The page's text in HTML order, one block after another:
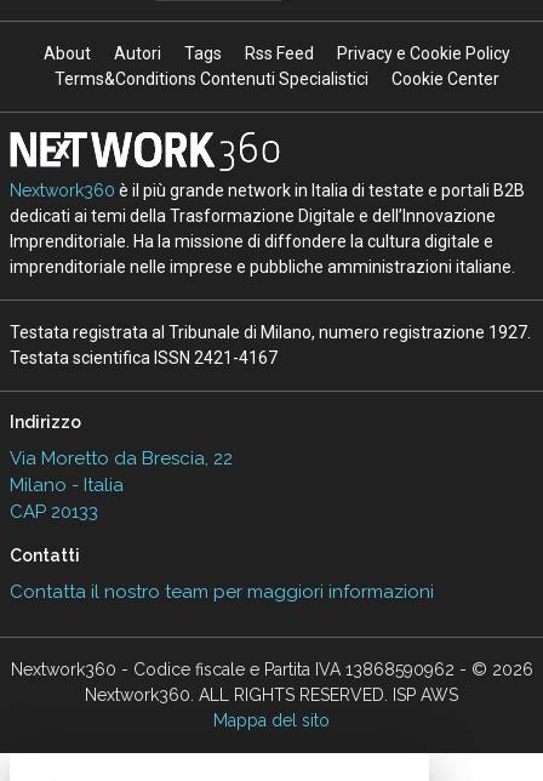
About Autori Tags Rss Feed
Privacy e Cookie Policy
Terms&Conditions Contenuti Specialistici
Cookie Center
Nextwork360 è il più grande network in Italia di testate e portali B2B
dedicati ai temi della Trasformazione Digitale e dell’Innovazione
Imprenditoriale. Ha la missione di diffondere la cultura digitale e
imprenditoriale nelle imprese e pubbliche amministrazioni italiane.
Testata registrata al Tribunale di Milano, numero registrazione 1927.
Testata scientifica ISSN 2421-4167
Indirizzo
Via Moretto da Brescia, 22
Milano - Italia
CAP 20133
Contatti
Contatta il nostro team per maggiori informazioni
Nextwork360 - Codice fiscale e Partita IVA 13868590962 - © 2026
Nextwork360. ALL RIGHTS RESERVED. ISP AWS
Mappa del sito